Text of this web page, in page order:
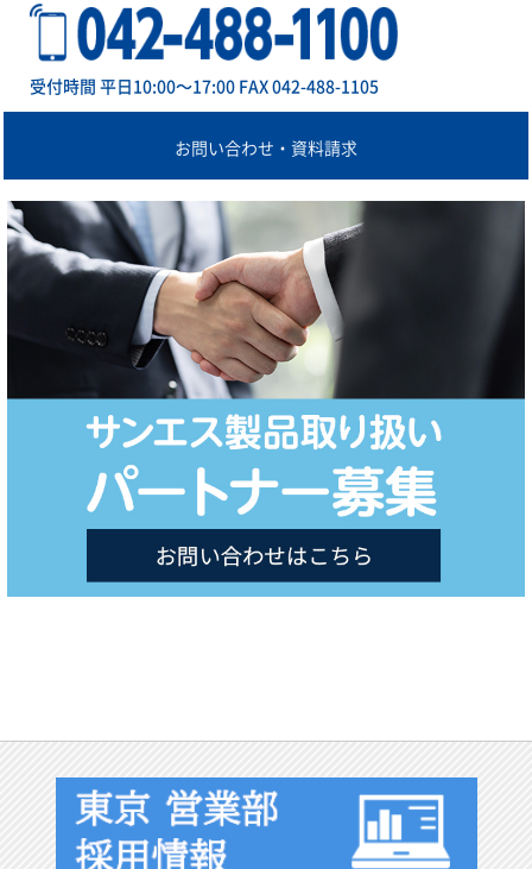
受付時間 平日10:00～17:00 FAX 042-488-1105
お問い合わせ・資料請求